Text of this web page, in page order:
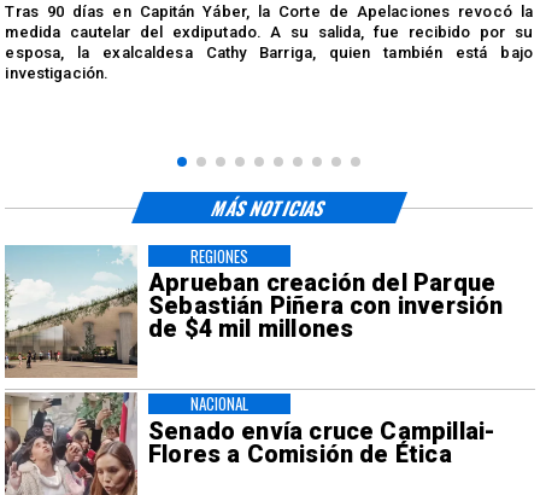
Tras 90 días en Capitán Yáber, la Corte de Apelaciones revocó la
medida cautelar del exdiputado. A su salida, fue recibido por su
esposa, la exalcaldesa Cathy Barriga, quien también está bajo
investigación.
Aprueban creación del Parque
Sebastián Piñera con inversión
de $4 mil millones
REGIONES
Senado envía cruce Campillai-
Flores a Comisión de Ética
NACIONAL
MÁS NOTICIAS